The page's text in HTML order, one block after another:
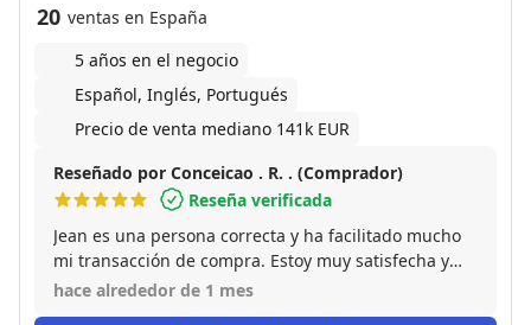
20 ventas en España
5 años en el negocio
Español, Inglés, Portugués
Precio de venta mediano 141k EUR
Reseñado por Conceicao . R. . (Comprador)
Reseña verificada
Jean es una persona correcta y ha facilitado mucho
mi transacción de compra. Estoy muy satisfecha y
recomiendo a este gran profesional.
hace alrededor de 1 mes